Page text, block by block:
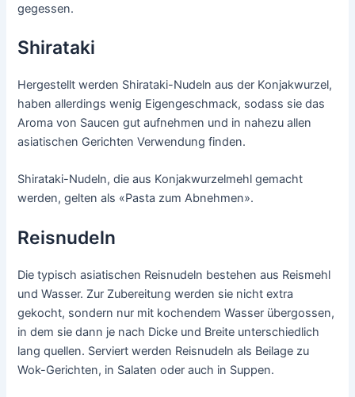
gegessen.
Shirataki
Hergestellt werden Shirataki-Nudeln aus der Konjakwurzel,
haben allerdings wenig Eigengeschmack, sodass sie das
Aroma von Saucen gut aufnehmen und in nahezu allen
asiatischen Gerichten Verwendung finden.
Shirataki-Nudeln, die aus Konjakwurzelmehl gemacht
werden, gelten als «Pasta zum Abnehmen».
Reisnudeln
Die typisch asiatischen Reisnudeln bestehen aus Reismehl
und Wasser. Zur Zubereitung werden sie nicht extra
gekocht, sondern nur mit kochendem Wasser übergossen,
in dem sie dann je nach Dicke und Breite unterschiedlich
lang quellen. Serviert werden Reisnudeln als Beilage zu
Wok-Gerichten, in Salaten oder auch in Suppen.